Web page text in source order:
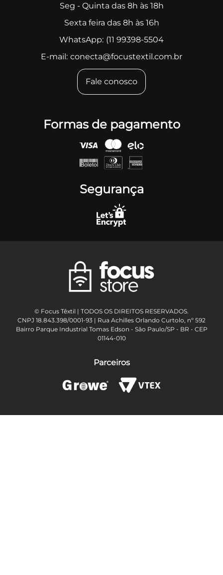
Seg - Quinta das 8h às 18h
Sexta feira das 8h às 16h
WhatsApp: (11 99398-5504
E-mail: conecta@focustextil.com.br
Fale conosco
Formas de pagamento
Segurança
© Focus Têxtil | TODOS OS DIREITOS RESERVADOS.
CNPJ 18.843.398/0001-93 | Rua Achilles Orlando Curtolo, nº 592
Bairro Parque Industrial Tomas Edson - São Paulo/SP - BR - CEP
01144-010
Parceiros